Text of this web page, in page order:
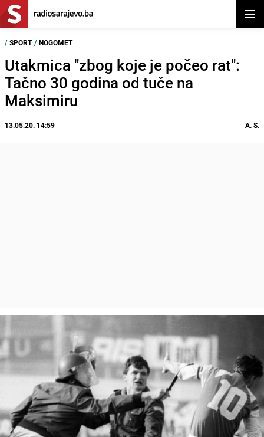
/ SPORT / NOGOMET
Utakmica "zbog koje je počeo rat":
Tačno 30 godina od tuče na
Maksimiru
13.05.20. 14:59 A. S.